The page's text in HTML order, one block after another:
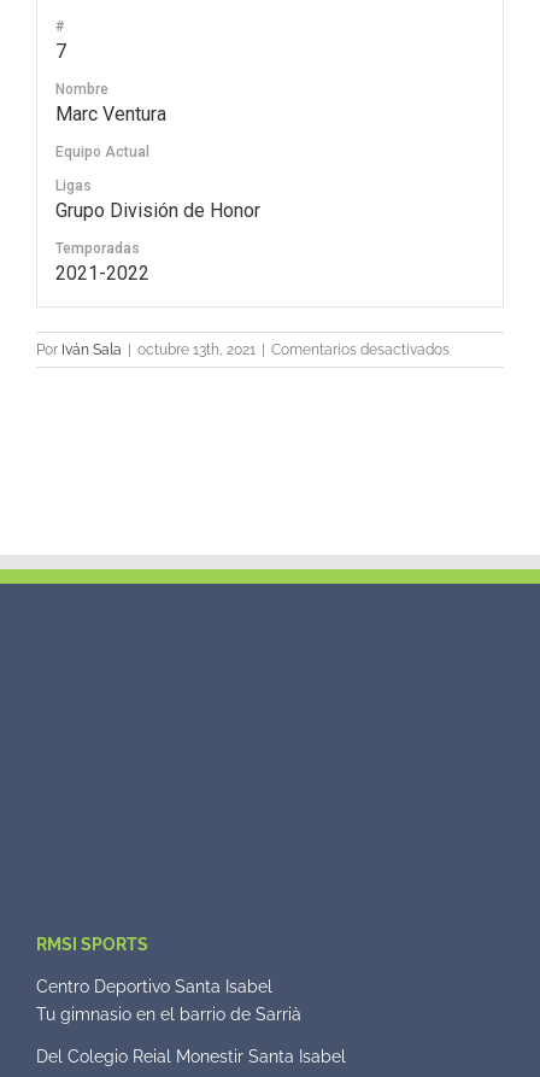
#
7
Nombre
Marc Ventura
Equipo Actual
Ligas
Grupo División de Honor
Temporadas
2021-2022
Por Iván Sala octubre 13th, 2021 Comentarios desactivadosen
7
RMSI SPORTS
Centro Deportivo Santa Isabel
Tu gimnasio en el barrio de Sarrià
Del Colegio Reial Monestir Santa Isabel